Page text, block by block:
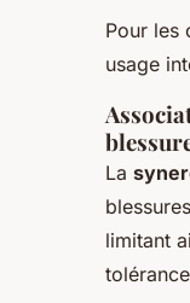
Pour les
usage
La
limitant